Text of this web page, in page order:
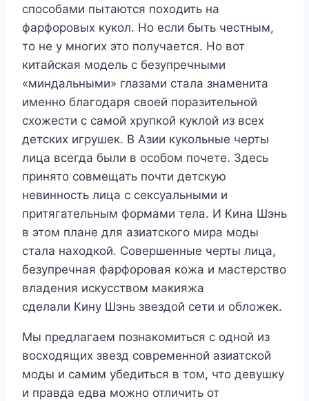
способами пытаются походить на
фарфоровых кукол. Но если быть честным,
то не у многих это получается. Но вот
китайская модель с безупречными
«миндальными» глазами стала знаменита
именно благодаря своей поразительной
схожести с самой хрупкой куклой из всех
детских игрушек. В Азии кукольные черты
лица всегда были в особом почете. Здесь
принято совмещать почти детскую
невинность лица с сексуальными и
притягательным формами тела. И Кина Шэнь
в этом плане для азиатского мира моды
стала находкой. Совершенные черты лица,
безупречная фарфоровая кожа и мастерство
владения искусством макияжа
сделали Кину Шэнь звездой сети и обложек.
Мы предлагаем познакомиться с одной из
восходящих звезд современной азиатской
моды и самим убедиться в том, что девушку
и правда едва можно отличить от